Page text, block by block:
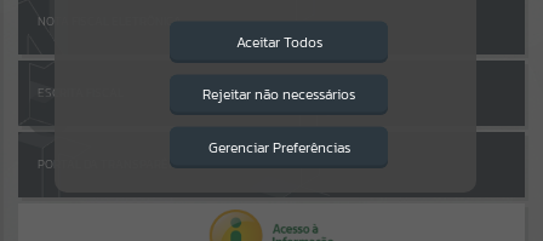
PÁGINAS
NOTA FISCAL ELETRÔNICA
ESCRITA FISCAL
PORTAL DA TRANSPARÊNCIA
Aceitar Todos
Rejeitar não necessários
Gerenciar Preferências
Isto significa que diversos recursos
providenciados poderão não estar